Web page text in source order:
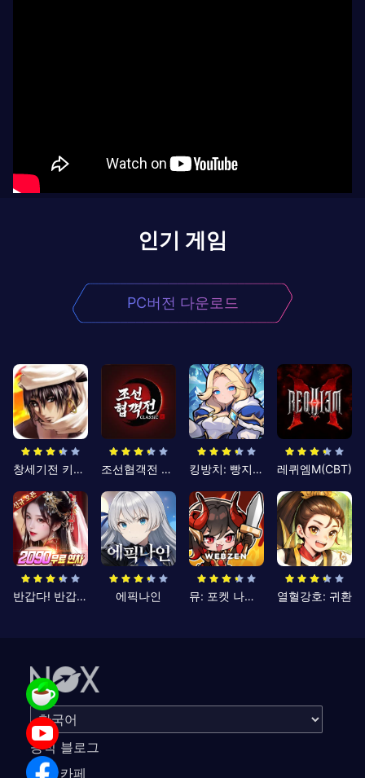
인기 게임
PC버전 다운로드
창세기전 키우기 조선협객전 클래식 킹방치: 빵지의 제왕 레퀴엠M(CBT)
반갑다! 반갑삼국지 에픽나인 뮤: 포켓 나이츠 열혈강호: 귀환
공식 블로그
공식 카페